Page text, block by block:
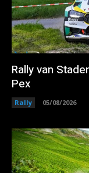
Rally van
Pex
Rally 05/08/2026